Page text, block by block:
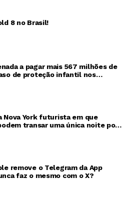
8 no Brasil!
a pagar mais 567 milhões de
de proteção infantil nos
Nova York futurista em que
transar uma única noite por
remove o Telegram da App
faz o mesmo com o X?